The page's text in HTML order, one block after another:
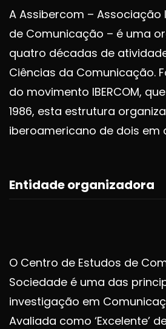
A Assibercom –
de Comunicação – é uma
quatro décadas de
Ciências da Comunicação.
do movimento IBERCOM,
1986, esta estrutura
iberoamericano de dois em
Entidade organizadora
O Centro de Estudos de
Sociedade é uma das
investigação em
Avaliada como ‘Excelente’